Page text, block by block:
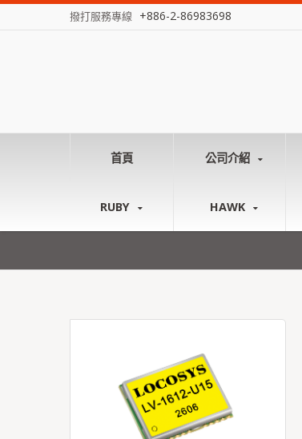
撥打服務專線 +886-2-86983698
首頁 公司介紹
RUBY HAWK